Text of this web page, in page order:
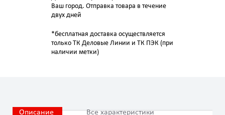
Ваш город. Отправка товара в течение
двух дней
*бесплатная доставка осуществляется
только ТК Деловые Линии и ТК ПЭК (при
наличии метки)
Описание Все характеристики